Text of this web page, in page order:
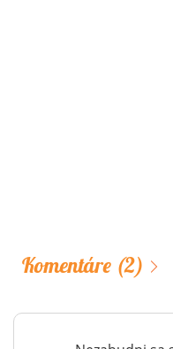
Komentáre (2)